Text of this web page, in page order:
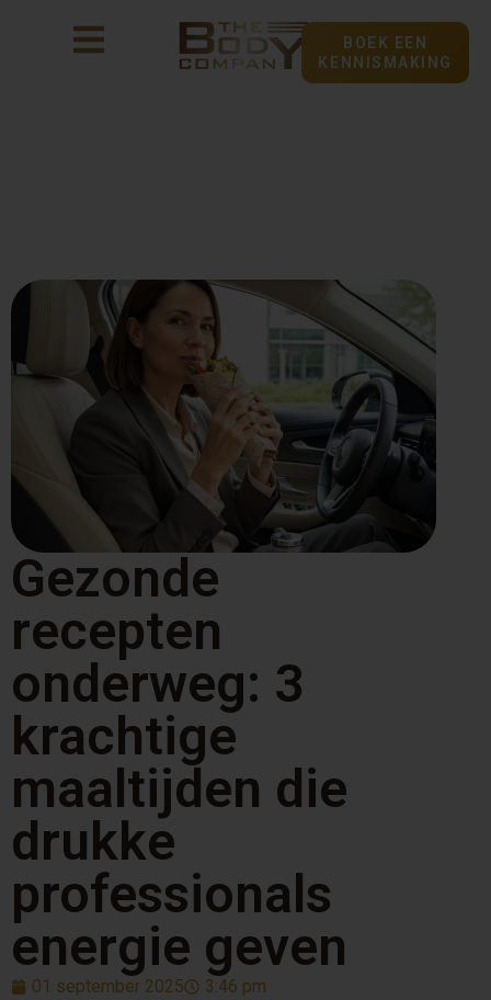
BOEK EEN
KENNISMAKING
Gezonde
recepten
onderweg: 3
krachtige
maaltijden die
drukke
professionals
energie geven
01 september 2025 3:46 pm